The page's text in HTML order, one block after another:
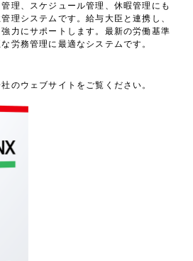
理、スケジュール管理、休暇管理にも
理システムです。給与大臣と連携し、
力にサポートします。最新の労働基準
労務管理に最適なシステムです。
のウェブサイトをご覧ください。